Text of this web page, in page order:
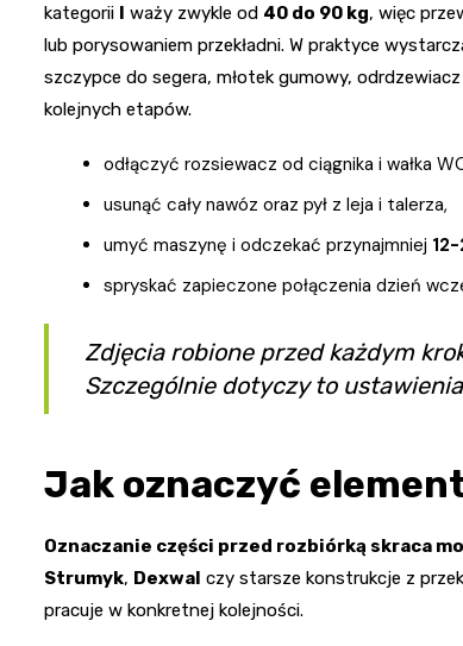
kategorii I waży zwykle od 40 do 90 kg, więc
lub porysowaniem przekładni. W praktyce
szczypce do segera, młotek gumowy,
kolejnych etapów.
odłączyć rozsiewacz od ciągnika i wałka
usunąć cały nawóz oraz pył z leja i talerza,
umyć maszynę i odczekać przynajmniej
spryskać zapieczone połączenia dzień
Zdjęcia robione przed każdym
Szczególnie dotyczy to ustawienia
Jak oznaczyć
Oznaczanie części przed rozbiórką skraca
Strumyk, Dexwal czy starsze konstrukcje z
pracuje w konkretnej kolejności.